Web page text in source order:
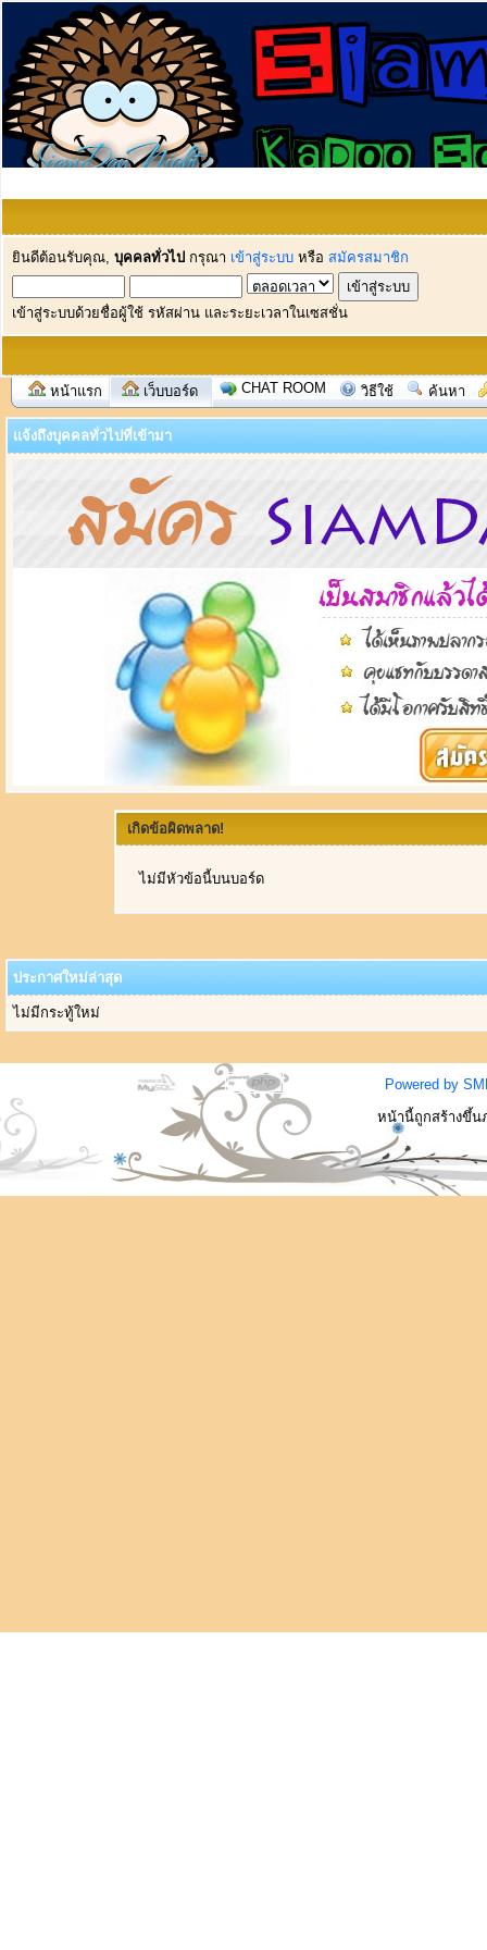
ยินดีต้อนรับคุณ, บุคคลทั่วไป กรุณา เข้าสู่ระบบ หรือ สมัครสมาชิก
เข้าสู่ระบบด้วยชื่อผู้ใช้ รหัสผ่าน และระยะเวลาในเซสชั่น
หน้าแรก เว็บบอร์ด CHAT ROOM วิธีใช้ ค้นหา
แจ้งถึงบุคคลทั่วไปที่เข้ามา
เกิดข้อผิดพลาด!
ไม่มีหัวข้อนี้บนบอร์ด
ประกาศใหม่ล่าสุด
ไม่มีกระทู้ใหม่
Powered by
หน้านี้ถูกสร้างขึ้น